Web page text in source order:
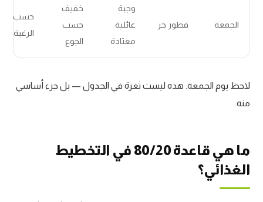
الجمعة فطور حر
وجبة
عائلية
معتادة
خفيف
حسب
الجوع
حسب
الرغبة
لاحظ يوم الجمعة. هذه ليست ثغرة في الجدول — بل جزء أساسي
منه.
ما هي قاعدة 80/20 في التخطيط
الغذائي؟